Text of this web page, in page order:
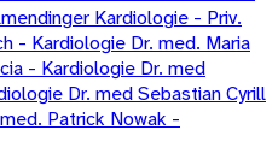
Kardiologie - Priv.
- Kardiologie Dr. med. Maria
- Kardiologie Dr. med
Dr. med Sebastian Cyrill
Patrick Nowak -